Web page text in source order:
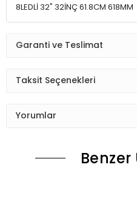
8LEDLİ 32" 32İNÇ 61.8CM 618MM
Garanti ve Teslimat
Taksit Seçenekleri
Yorumlar